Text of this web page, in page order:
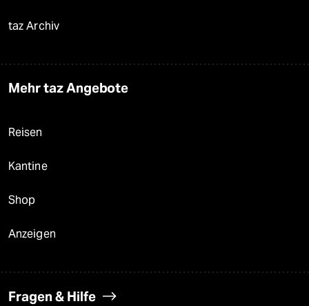
taz Archiv
Mehr taz Angebote
Reisen
Kantine
Shop
Anzeigen
Fragen & Hilfe